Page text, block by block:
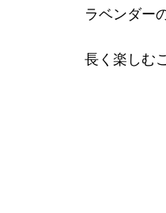
ラベンダー
長く楽しむ